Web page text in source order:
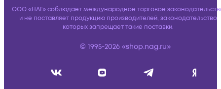
ООО «НАГ» соблюдает международное торговое
и не поставляет продукцию производителей, законодательство
которых запрещает такие поставки.
© 1995-2026 «shop.nag.ru»